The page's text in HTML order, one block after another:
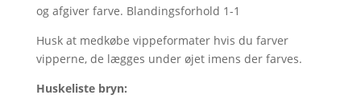
og afgiver farve. Blandingsforhold 1-1
Husk at medkøbe vippeformater hvis du farver
vipperne, de lægges under øjet imens der farves.
Huskeliste bryn: